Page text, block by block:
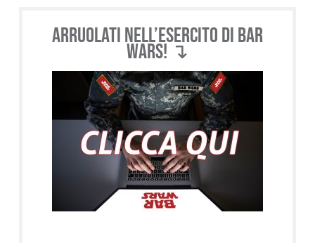
Arruolati nell’esercito di BAR
WARS! ↴